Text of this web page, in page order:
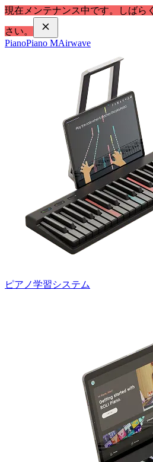
現在メンテナンス中です。しばら
さい。
PianoPiano MAirwave
ピアノ学習システム